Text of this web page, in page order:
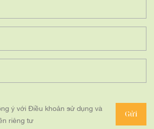
ý với Điều khoản sử dụng và
riêng tư
Gửi